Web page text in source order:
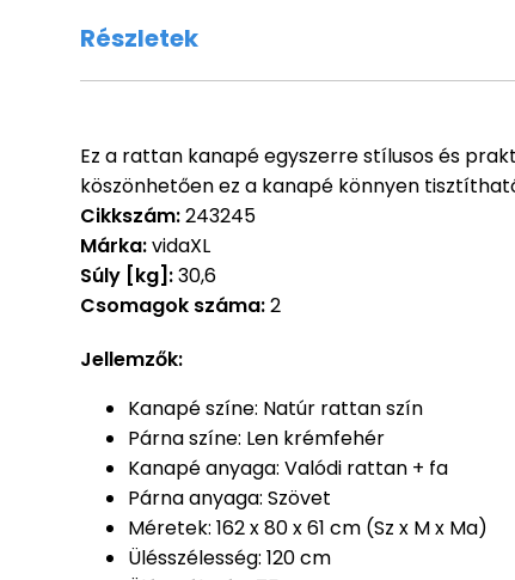
Részletek
Ez a rattan kanapé egyszerre stílusos és
köszönhetően ez a kanapé könnyen
Cikkszám:243245
Márka:vidaXL
Súly [kg]:30,6
Csomagok száma:2
Jellemzők:
Kanapé színe: Natúr rattan szín
Párna színe: Len krémfehér
Kanapé anyaga: Valódi rattan + fa
Párna anyaga: Szövet
Méretek: 162 x 80 x 61 cm (Sz x M x Ma)
Ülésszélesség: 120 cm